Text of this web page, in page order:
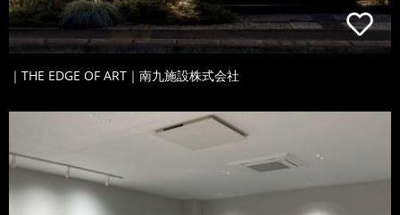
｜THE EDGE OF ART｜南九施設株式会社